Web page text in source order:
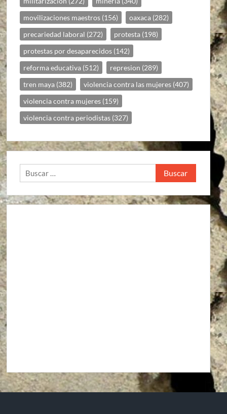
movilizaciones maestros (156) oaxaca (282)
precariedad laboral (272) protesta (198)
protestas por desaparecidos (142)
reforma educativa (512) represion (289)
tren maya (382) violencia contra las mujeres (407)
violencia contra mujeres (159)
violencia contra periodistas (327)
Buscar: